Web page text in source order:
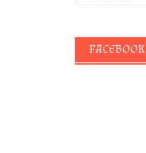
FACEBOOK